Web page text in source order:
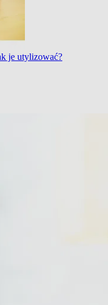
je utylizować?